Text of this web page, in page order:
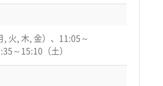
火, 木, 金）、11:05～
～15:10（土）